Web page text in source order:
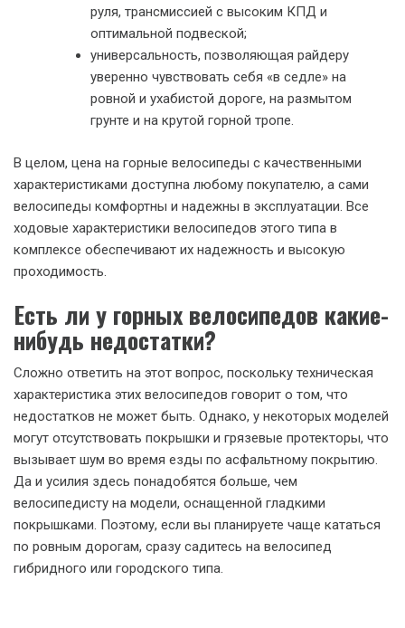
руля, трансмиссией с высоким КПД и
оптимальной подвеской;
универсальность, позволяющая райдеру
уверенно чувствовать себя «в седле» на
ровной и ухабистой дороге, на размытом
грунте и на крутой горной тропе.
В целом, цена на горные велосипеды с качественными
характеристиками доступна любому покупателю, а сами
велосипеды комфортны и надежны в эксплуатации. Все
ходовые характеристики велосипедов этого типа в
комплексе обеспечивают их надежность и высокую
проходимость.
Есть ли у горных велосипедов какие-
нибудь недостатки?
Сложно ответить на этот вопрос, поскольку техническая
характеристика этих велосипедов говорит о том, что
недостатков не может быть. Однако, у некоторых моделей
могут отсутствовать покрышки и грязевые протекторы, что
вызывает шум во время езды по асфальтному покрытию.
Да и усилия здесь понадобятся больше, чем
велосипедисту на модели, оснащенной гладкими
покрышками. Поэтому, если вы планируете чаще кататься
по ровным дорогам, сразу садитесь на велосипед
гибридного или городского типа.